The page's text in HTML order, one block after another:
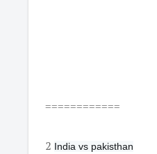
============
2 India vs pakisthan